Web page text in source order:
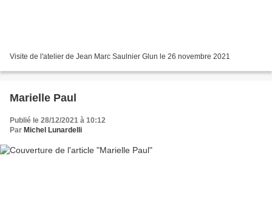
Visite de l'atelier de Jean Marc Saulnier Glun le 26 novembre 2021
Marielle Paul
Publié le 28/12/2021 à 10:12
Par Michel Lunardelli